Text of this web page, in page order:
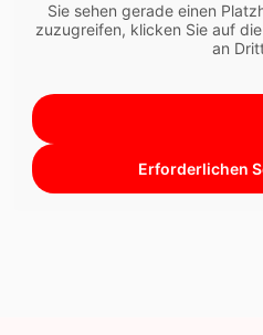
Sie sehen gerade einen
zuzugreifen, klicken Sie auf
an
Erforderlichen